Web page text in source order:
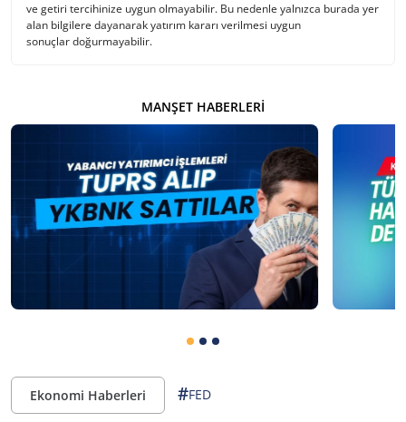
ve getiri tercihinize uygun olmayabilir. Bu nedenle yalnızca burada yer
alan bilgilere dayanarak yatırım kararı verilmesi uygun
sonuçlar doğurmayabilir.
MANŞET HABERLERI
Ekonomi Haberleri #FED